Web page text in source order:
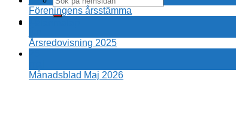
Föreningens årsstämma
Årsredovisning 2025
Månadsblad Maj 2026